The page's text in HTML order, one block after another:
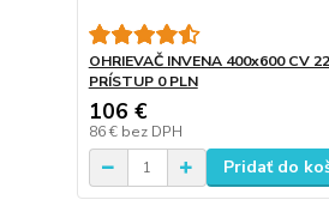
OHRIEVAČ INVENA 400x600 CV
PRÍSTUP 0 PLN
106 €
86 € bez DPH
Pridať do